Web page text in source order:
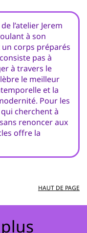
l’atelier Jerem
à son
corps préparés
pas à
à travers le
le meilleur
et la
Pour les
cherchent à
renoncer aux
offre la
HAUT DE PAGE